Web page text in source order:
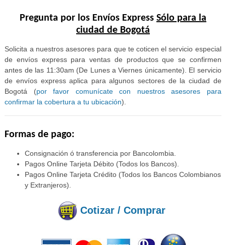
Pregunta por los Envíos Express Sólo para la
ciudad de Bogotá
Solicita a nuestros asesores para que te coticen el servicio especial
de envíos express para ventas de productos que se confirmen
antes de las 11:30am (De Lunes a Viernes únicamente). El servicio
de envíos express aplica para algunos sectores de la ciudad de
Bogotá (por favor comunícate con nuestros asesores para
confirmar la cobertura a tu ubicación).
Formas de pago:
Consignación ó transferencia por Bancolombia.
Pagos Online Tarjeta Débito (Todos los Bancos).
Pagos Online Tarjeta Crédito (Todos los Bancos Colombianos
y Extranjeros).
Cotizar / Comprar